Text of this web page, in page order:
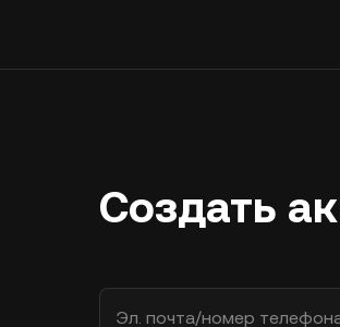
Создать
Эл. почта/номер